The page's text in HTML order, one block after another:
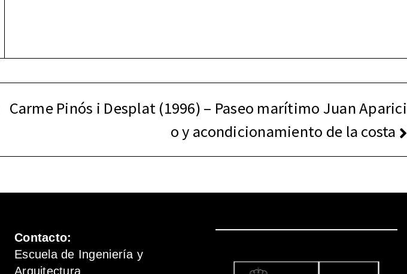
Carme Pinós i Desplat (1996) – Paseo marítimo Juan Aparici
o y acondicionamiento de la costa
Contacto:
Escuela de Ingeniería y
Arquitectura